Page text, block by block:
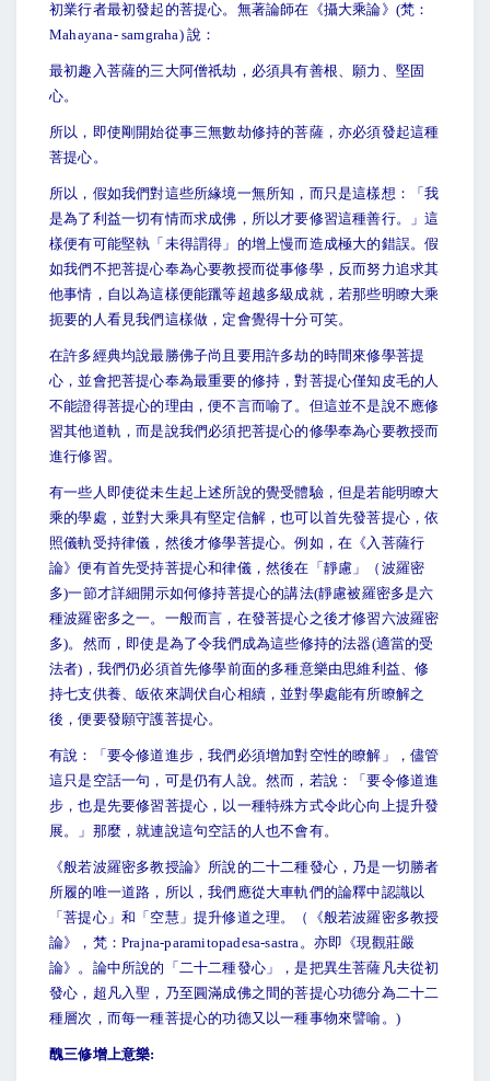
初業行者最初發起的菩提心。無著論師在《攝大乘論》(梵：
Mahayana- samgraha) 說：
最初趣入菩薩的三大阿僧祇劫，必須具有善根、願力、堅固
心。
所以，即使剛開始從事三無數劫修持的菩薩，亦必須發起這種
菩提心。
所以，假如我們對這些所緣境一無所知，而只是這樣想：「我
是為了利益一切有情而求成佛，所以才要修習這種善行。」這
樣便有可能堅執「未得謂得」的增上慢而造成極大的錯誤。假
如我們不把菩提心奉為心要教授而從事修學，反而努力追求其
他事情，自以為這樣便能躐等超越多級成就，若那些明瞭大乘
扼要的人看見我們這樣做，定會覺得十分可笑。
在許多經典均說最勝佛子尚且要用許多劫的時間來修學菩提
心，並會把菩提心奉為最重要的修持，對菩提心僅知皮毛的人
不能證得菩提心的理由，便不言而喻了。但這並不是說不應修
習其他道軌，而是說我們必須把菩提心的修學奉為心要教授而
進行修習。
有一些人即使從未生起上述所說的覺受體驗，但是若能明瞭大
乘的學處，並對大乘具有堅定信解，也可以首先發菩提心，依
照儀軌受持律儀，然後才修學菩提心。例如，在《入菩薩行
論》便有首先受持菩提心和律儀，然後在「靜慮」（波羅密
多)一節才詳細開示如何修持菩提心的講法(靜慮被羅密多是六
種波羅密多之一。一般而言，在發菩提心之後才修習六波羅密
多)。然而，即使是為了令我們成為這些修持的法器(適當的受
法者)，我們仍必須首先修學前面的多種意樂由思維利益、修
持七支供養、皈依來調伏自心相續，並對學處能有所瞭解之
後，便要發願守護菩提心。
有說：「要令修道進步，我們必須增加對空性的瞭解」，儘管
這只是空話一句，可是仍有人說。然而，若說：「要令修道進
步，也是先要修習菩提心，以一種特殊方式令此心向上提升發
展。」那麼，就連說這句空話的人也不會有。
《般若波羅密多教授論》所說的二十二種發心，乃是一切勝者
所履的唯一道路，所以，我們應從大車軌們的論釋中認識以
「菩提心」和「空慧」提升修道之理。（《般若波羅密多教授
論》，梵：Prajna-paramitopadesa-sastra。亦即《現觀莊嚴
論》。論中所說的「二十二種發心」，是把異生菩薩凡夫從初
發心，超凡入聖，乃至圓滿成佛之間的菩提心功德分為二十二
種層次，而每一種菩提心的功德又以一種事物來譬喻。)
醜三修增上意樂: